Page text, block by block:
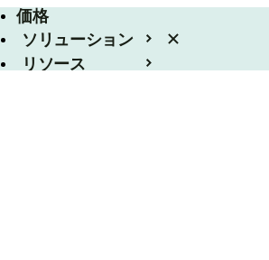
価格
ソリューション
リソース